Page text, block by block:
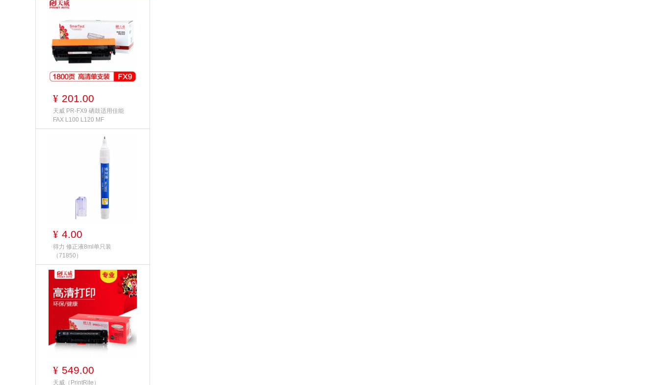
¥ 201.00
天威 PR-FX9 硒鼓适用佳能
FAX L100 L120 MF
¥ 4.00
得力 修正液8ml单只装
（71850）
¥ 549.00
天威（PrintRite）